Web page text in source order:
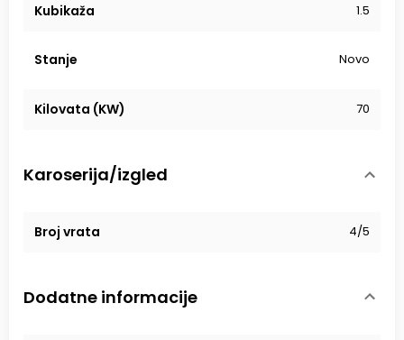
Kubikaža 1.5
Stanje Novo
Kilovata (KW) 70
Karoserija/izgled
Broj vrata 4/5
Dodatne informacije